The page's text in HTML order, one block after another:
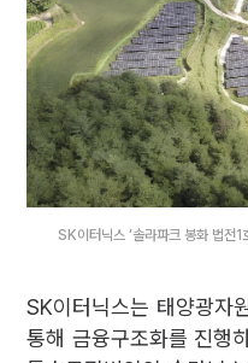
SK이터닉스 ‘솔라파크 봉화 법전
SK이터닉스는 태양광자
통해 금융구조화를 진행